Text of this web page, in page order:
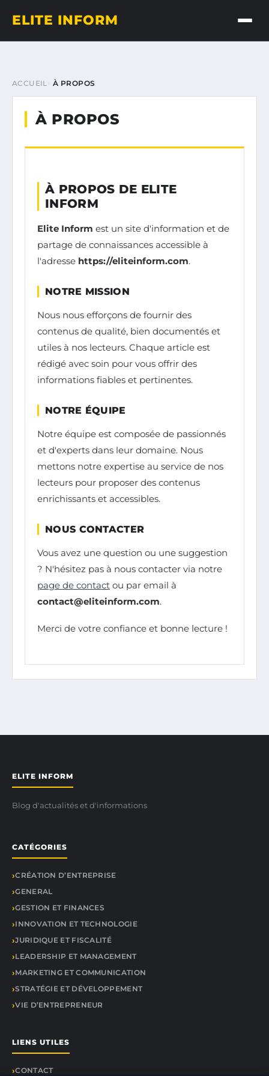
ELITE INFORM
ACCUEIL À PROPOS
À PROPOS
À PROPOS DE ELITE
INFORM
Elite Inform est un site d'information et de
partage de connaissances accessible à
l'adresse https://eliteinform.com.
NOTRE MISSION
Nous nous efforçons de fournir des
contenus de qualité, bien documentés et
utiles à nos lecteurs. Chaque article est
rédigé avec soin pour vous offrir des
informations fiables et pertinentes.
NOTRE ÉQUIPE
Notre équipe est composée de passionnés
et d'experts dans leur domaine. Nous
mettons notre expertise au service de nos
lecteurs pour proposer des contenus
enrichissants et accessibles.
NOUS CONTACTER
Vous avez une question ou une suggestion
? N'hésitez pas à nous contacter via notre
page de contact ou par email à
contact@eliteinform.com.
Merci de votre confiance et bonne lecture !
ELITE INFORM
Blog d'actualités et d'informations
CATÉGORIES
CRÉATION D’ENTREPRISE
GENERAL
GESTION ET FINANCES
INNOVATION ET TECHNOLOGIE
JURIDIQUE ET FISCALITÉ
LEADERSHIP ET MANAGEMENT
MARKETING ET COMMUNICATION
STRATÉGIE ET DÉVELOPPEMENT
VIE D’ENTREPRENEUR
LIENS UTILES
CONTACT